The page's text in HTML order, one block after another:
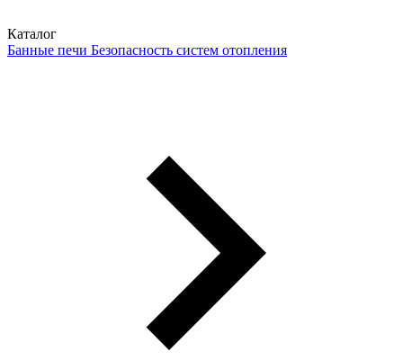
Каталог
Банные печи Безопасность систем отопления